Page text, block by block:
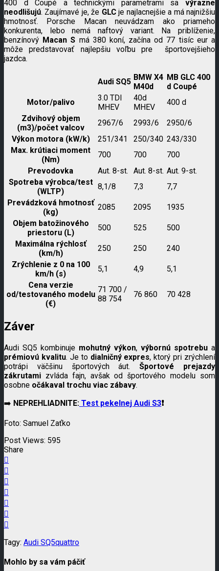
400 d Coupé a technickými parametrami sa výrazne
neodlišujú. Zaujímavé je, že GLCje najlacnejšie a má najnižšiu
hmotnosť. Porsche Macan neuvádzam ako priameho
konkurenta, lebo nemá naftový variant. Na priblíženie,
benzínový Macan S má 380 koní, začína od 77 tisíc eur a
môže predstavovať najlepšiu voľbu pre športovejšieho
jazdca.
Audi SQ5 BMW X4
M40d
MB GLC 400
d Coupé
Motor/palivo
3.0 TDI
MHEV
40d
MHEV
400 d
Zdvihový objem
(m3)/počet valcov
2967/6 2993/6
2950/6
Výkon motora (kW/k)
251/341 250/340 243/330
Max. krútiaci moment
(Nm)
700 700
700
Prevodovka
Aut. 8-st. Aut. 8-st. Aut. 9-st.
Spotreba výrobca/test
(WLTP)
8,1/8 7,3
7,7
Prevádzková hmotnosť
(kg)
2085 2095
1935
Objem batožinového
priestoru (L)
500 525
500
Maximálna rýchlosť
(km/h)
250 250
240
Zrýchlenie z 0 na 100
km/h (s)
5,1 4,9
5,1
Cena verzie
od/testovaného modelu
(€)
71 700 /
88 754
76 860 70 428
Záver
Audi SQ5 kombinuje mohutný výkon, výbornú spotrebu a
prémiovú kvalitu. Je to dialničný expres, ktorý pri zrýchlení
potrápi väčšinu športových áut.Športové prejazdy
zákrutami zvláda fajn, avšak od športového modelu som
osobne očákaval trochu viac zábavy.
➡️ NEPREHLIADNITE: Test pekelnej Audi S3❗️
Foto: Samuel Zaťko
Post Views: 595
Share
Tagy: Audi SQ5quattro
Mohlo by sa vám páčiť